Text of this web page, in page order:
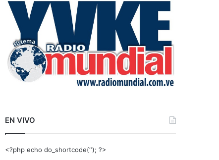
r
EN VIVO
<?php echo do_shortcode(‘‘); ?>